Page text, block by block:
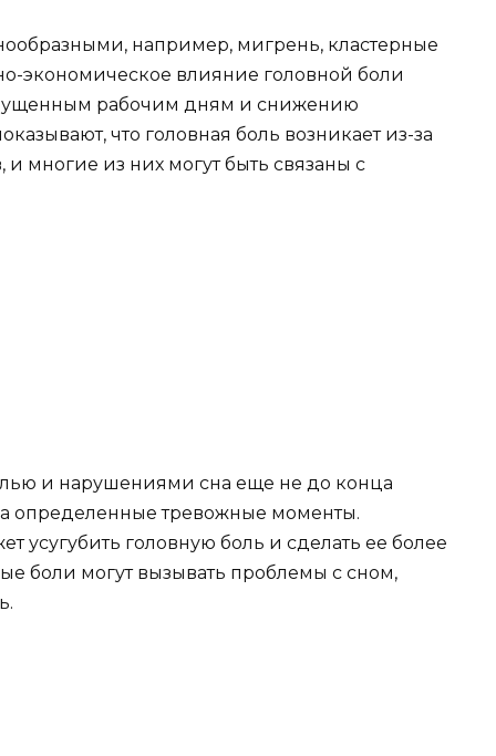
например, мигрень, кластерные
экономическое влияние головной боли
рабочим дням и снижению
что головная боль возникает из-за
многие из них могут быть связаны с
и нарушениями сна еще не до конца
определенные тревожные моменты.
усугубить головную боль и сделать ее более
боли могут вызывать проблемы с сном,